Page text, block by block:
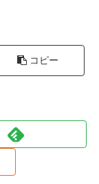
コピー